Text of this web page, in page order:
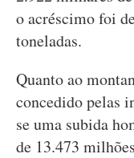
o acréscimo foi
toneladas.
Quanto ao
concedido pelas
se uma subida
de 13.473